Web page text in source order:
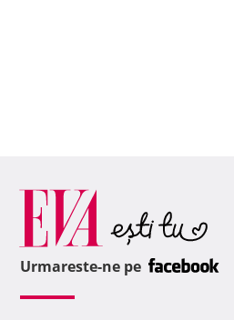
Urmareste-ne pe